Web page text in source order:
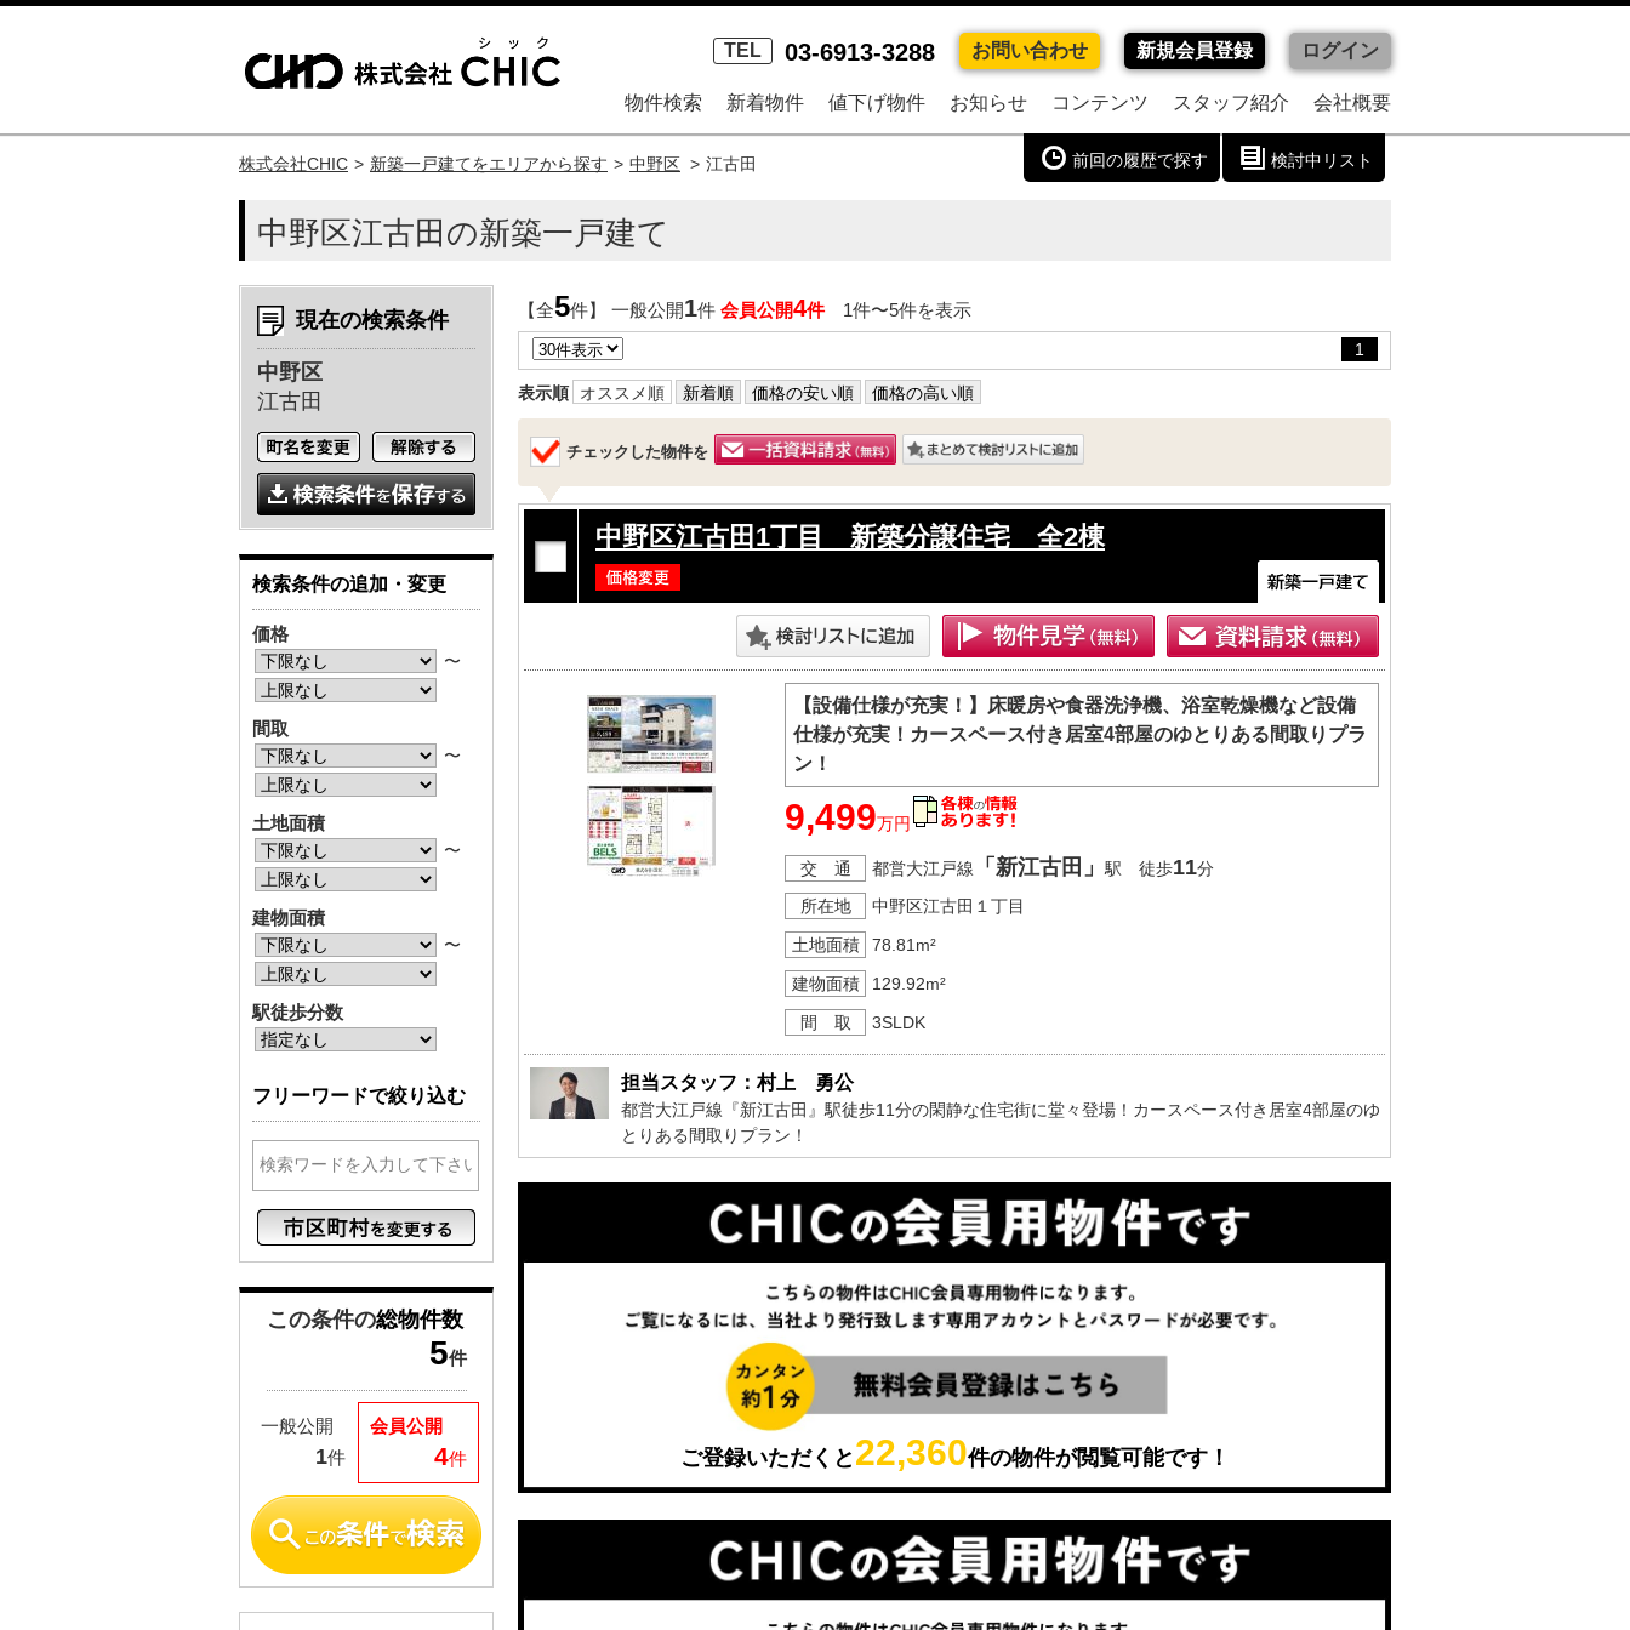
TEL 03-6913-3288 お問い合わせ 新規会員登録 ログイン
物件検索 新着物件 値下げ物件 お知らせ コンテンツ スタッフ紹介 会社概要
前回の履歴で探す 検討中リスト
株式会社CHIC 新築一戸建てをエリアから探す 中野区 江古田
中野区江古田の新築一戸建て
【全5件】 一般公開1件 会員公開4件1件〜5件を表示
1
表示順 オススメ順 新着順 価格の安い順 価格の高い順
チェックした物件を
中野区江古田1丁目 新築分譲住宅 全2棟
【設備仕様が充実！】床暖房や食器洗浄機、浴室乾燥機など設備
仕様が充実！カースペース付き居室4部屋のゆとりある間取りプラ
ン！
9,499万円
交 通 都営大江戸線 「新江古田」駅 徒歩11分
所在地
中野区江古田１丁目
土地面積
78.81m²
建物面積
129.92m²
間 取
3SLDK
担当スタッフ：村上　勇公
都営大江戸線『新江古田』駅徒歩11分の閑静な住宅街に堂々登場！カースペース付き居室4部屋のゆ
とりある間取りプラン！
ご登録いただくと 22,360件の物件が閲覧可能です！
現在の検索条件
中野区
江古田
検索条件の追加・変更
価格
〜
間取
〜
土地面積
〜
建物面積
〜
駅徒歩分数
フリーワードで絞り込む
この条件の総物件数
5件
会員公開
4件
一般公開
1件